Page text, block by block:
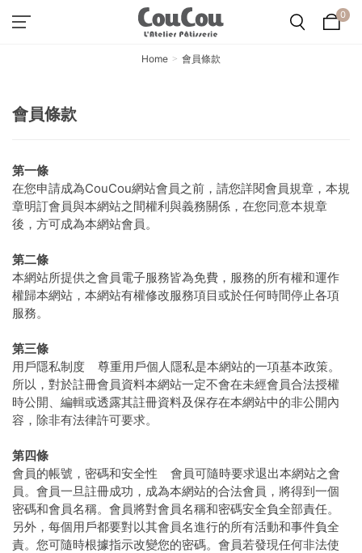
0
Home 會員條款
會員條款
第一條
在您申請成為CouCou網站會員之前，請您詳閱會員規章，本規
章明訂會員與本網站之間權利與義務關係，在您同意本規章
後，方可成為本網站會員。
第二條
本網站所提供之會員電子服務皆為免費，服務的所有權和運作
權歸本網站，本網站有權修改服務項目或於任何時間停止各項
服務。
第三條
用戶隱私制度 尊重用戶個人隱私是本網站的一項基本政策。
所以，對於註冊會員資料本網站一定不會在未經會員合法授權
時公開、編輯或透露其註冊資料及保存在本網站中的非公開內
容，除非有法律許可要求。
第四條
會員的帳號，密碼和安全性 會員可隨時要求退出本網站之會
員。會員一旦註冊成功，成為本網站的合法會員，將得到一個
密碼和會員名稱。會員將對會員名稱和密碼安全負全部責任。
另外，每個用戶都要對以其會員名進行的所有活動和事件負全
責。您可隨時根據指示改變您的密碼。會員若發現任何非法使